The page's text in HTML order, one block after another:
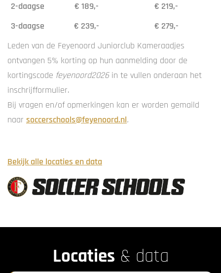
2-daagse
€ 189,-
€ 219,-
3-daagse
€ 239,-
€ 279,-
Leden van de Feyenoord Juniorclub Kameraadjes
ontvangen 5% korting op hun aanmelding door de
kortingscode feyenoord2026in te vullen onderaan het
inschrijfformulier.
Bij vragen en/of opmerkingen kan er worden gemaild
naar soccerschools@feyenoord.nl.
Bekijk alle locaties en data
Locaties & data